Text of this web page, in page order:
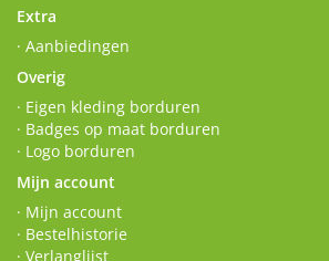
Extra
· Aanbiedingen
Overig
· Eigen kleding borduren
· Badges op maat borduren
· Logo borduren
Mijn account
· Mijn account
· Bestelhistorie
· Verlanglijst